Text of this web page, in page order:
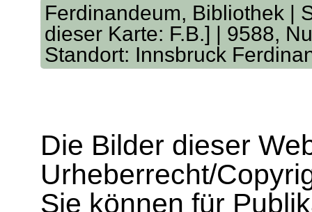
Ferdinandeum, Bibliothek |
dieser Karte: F.B.] | 9588,
Standort: Innsbruck
Die Bilder dieser
Urheberrecht/
Sie können für